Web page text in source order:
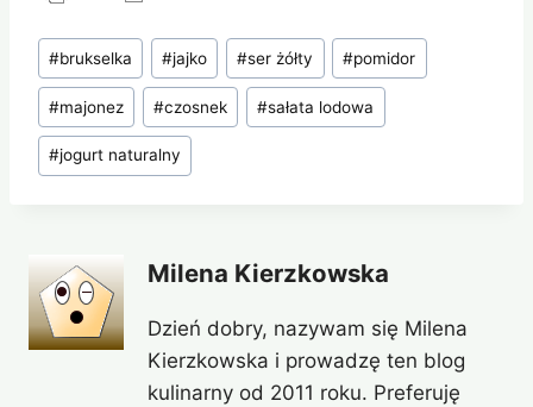
Tagi
wpisu:
#brukselka #jajko #ser żółty #pomidor
#majonez #czosnek #sałata lodowa
#jogurt naturalny
Milena Kierzkowska
Dzień dobry, nazywam się Milena
Kierzkowska i prowadzę ten blog
kulinarny od 2011 roku. Preferuję